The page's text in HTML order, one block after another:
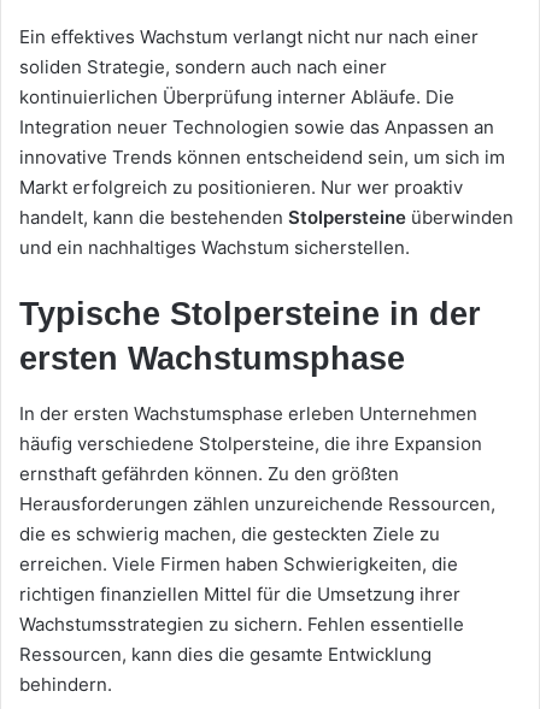
Ein effektives Wachstum verlangt nicht nur nach einer
soliden Strategie, sondern auch nach einer
kontinuierlichen Überprüfung interner Abläufe. Die
Integration neuer Technologien sowie das Anpassen an
innovative Trends können entscheidend sein, um sich im
Markt erfolgreich zu positionieren. Nur wer proaktiv
handelt, kann die bestehenden Stolpersteine überwinden
und ein nachhaltiges Wachstum sicherstellen.
Typische Stolpersteine in der
ersten Wachstumsphase
In der ersten Wachstumsphase erleben Unternehmen
häufig verschiedene Stolpersteine, die ihre Expansion
ernsthaft gefährden können. Zu den größten
Herausforderungen zählen unzureichende Ressourcen,
die es schwierig machen, die gesteckten Ziele zu
erreichen. Viele Firmen haben Schwierigkeiten, die
richtigen finanziellen Mittel für die Umsetzung ihrer
Wachstumsstrategien zu sichern. Fehlen essentielle
Ressourcen, kann dies die gesamte Entwicklung
behindern.